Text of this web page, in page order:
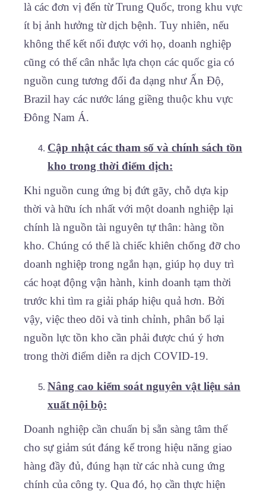
là các đơn vị đến từ Trung Quốc, trong khu vực
ít bị ảnh hưởng từ dịch bệnh. Tuy nhiên, nếu
không thể kết nối được với họ, doanh nghiệp
cũng có thế cân nhắc lựa chọn các quốc gia có
nguồn cung tương đối đa dạng như Ấn Độ,
Brazil hay các nước láng giềng thuộc khu vực
Đông Nam Á.
Cập nhật các tham số và chính sách tồn
kho trong thời điểm dịch:
Khi nguồn cung ứng bị đứt gãy, chỗ dựa kịp
thời và hữu ích nhất với một doanh nghiệp lại
chính là nguồn tài nguyên tự thân: hàng tồn
kho. Chúng có thể là chiếc khiên chống đỡ cho
doanh nghiệp trong ngắn hạn, giúp họ duy trì
các hoạt động vận hành, kinh doanh tạm thời
trước khi tìm ra giải pháp hiệu quả hơn. Bởi
vậy, việc theo dõi và tinh chỉnh, phân bổ lại
nguồn lực tồn kho cần phải được chú ý hơn
trong thời điểm diễn ra dịch COVID-19.
Nâng cao kiểm soát nguyên vật liệu sản
xuất nội bộ:
Doanh nghiệp cần chuẩn bị sẵn sàng tâm thế
cho sự giảm sút đáng kể trong hiệu năng giao
hàng đầy đủ, đúng hạn từ các nhà cung ứng
chính của công ty. Qua đó, họ cần thực hiện